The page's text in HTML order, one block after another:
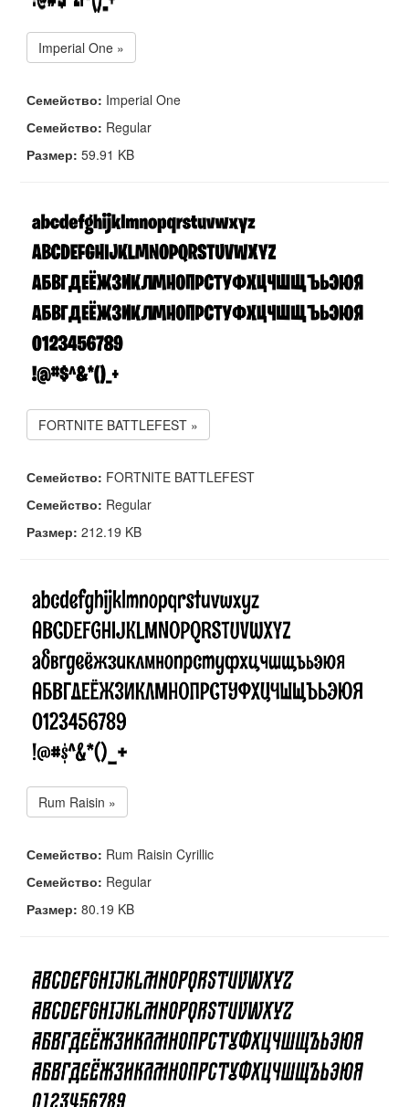
Imperial One »
Семейство: Imperial One
Семейство: Regular
Размер: 59.91 KB
FORTNITE BATTLEFEST »
Семейство: FORTNITE BATTLEFEST
Семейство: Regular
Размер: 212.19 KB
Rum Raisin »
Семейство: Rum Raisin Cyrillic
Семейство: Regular
Размер: 80.19 KB